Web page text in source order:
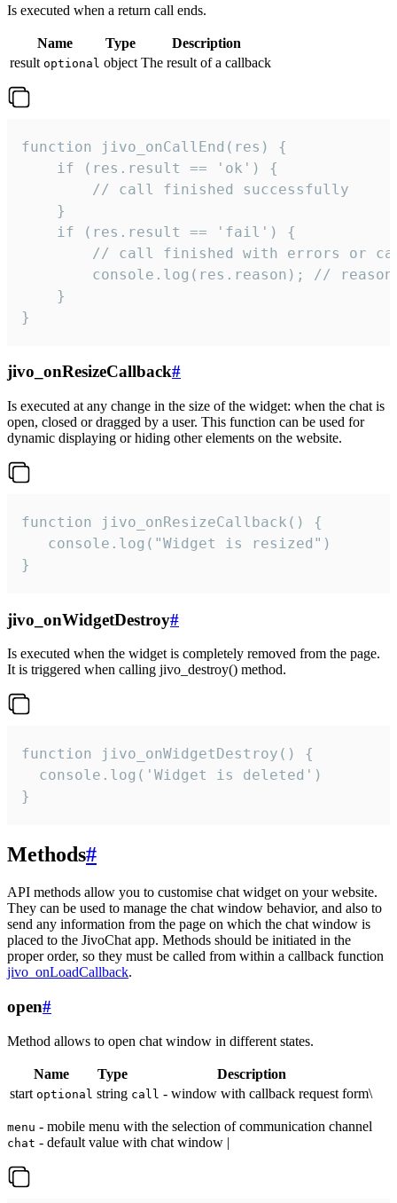
Is executed when a return call ends.
Name Type
Description
result optional object The result of a callback
function jivo_onCallEnd(res) {
    if (res.result == 'ok') {
        // call finished successfully
    }
    if (res.result == 'fail') {
// call finished with errors or
console.log(res.reason); //
    }
}
jivo_onResizeCallback#
Is executed at any change in the size of the widget: when the chat is
open, closed or dragged by a user. This function can be used for
dynamic displaying or hiding other elements on the website.
function jivo_onResizeCallback() {
   console.log("Widget is resized")
}
jivo_onWidgetDestroy#
Is executed when the widget is completely removed from the page.
It is triggered when calling jivo_destroy() method.
function jivo_onWidgetDestroy() {
  console.log('Widget is deleted')
}
Methods#
API methods allow you to customise chat widget on your website.
They can be used to manage the chat window behavior, and also to
send any information from the page on which the chat window is
placed to the JivoChat app. Methods should be initiated in the
proper order, so they must be called from within a callback function
jivo_onLoadCallback.
open#
Method allows to open chat window in different states.
Name Type
Description
start optional string call - window with callback request form\
menu - mobile menu with the selection of communication channel
chat - default value with chat window |